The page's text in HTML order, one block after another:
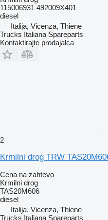
115006931 492009X401
diesel
Italija, Vicenza, Thiene
Trucks Italiana Spareparts
Kontaktirajte prodajalca
2
Krmilni drog TRW
Cena na zahtevo
Krmilni drog
TAS20M606
diesel
Italija, Vicenza, Thiene
Trucks Italiana Spareparts